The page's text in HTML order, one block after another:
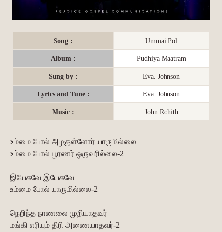
Song : Ummai Pol
Album : Pudhiya Maatram
Sung by : Eva. Johnson
Lyrics and Tune : Eva. Johnson
Music : John Rohith
உம்மை போல் அழகுள்ளோர் யாருமில்லை
உம்மை போல் பூரணர் ஒருவரில்லை-2
இயேசுவே இயேசுவே
உம்மை போல் யாருமில்லை-2
நெறிந்த நாணலை முறியாதவர்
மங்கி எரியும் திரி அணையாதவர்-2